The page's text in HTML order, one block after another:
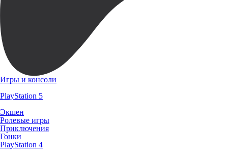
Игры и консоли
PlayStation 5
Экшен
Ролевые игры
Приключения
Гонки
PlayStation 4